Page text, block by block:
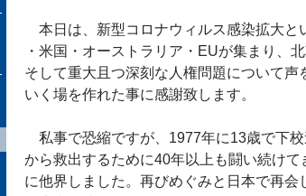
本日は、新型コロナウィルス感染拡大と
・米国・オーストラリア・EUが集まり、
そして重大且つ深刻な人権問題について
いく場を作れた事に感謝致します。
私事で恐縮ですが、1977年に13歳で下
から救出するために40年以上も闘い続け
に他界しました。再びめぐみと日本で再会